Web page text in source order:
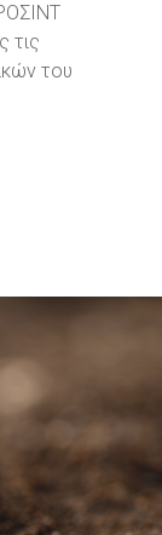
τις
του